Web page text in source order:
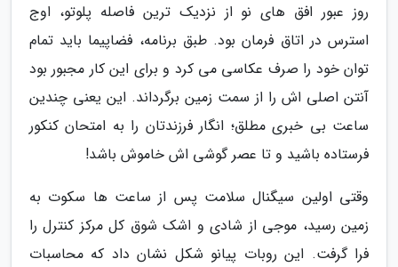
روز عبور افق های نو از نزدیک ترین فاصله پلوتو، اوج
استرس در اتاق فرمان بود. طبق برنامه، فضاپیما باید تمام
توان خود را صرف عکاسی می کرد و برای این کار مجبور بود
آنتن اصلی اش را از سمت زمین برگرداند. این یعنی چندین
ساعت بی خبری مطلق؛ انگار فرزندتان را به امتحان کنکور
فرستاده باشید و تا عصر گوشی اش خاموش باشد!
وقتی اولین سیگنال سلامت پس از ساعت ها سکوت به
زمین رسید، موجی از شادی و اشک شوق کل مرکز کنترل را
فرا گرفت. این روبات پیانو شکل نشان داد که محاسبات